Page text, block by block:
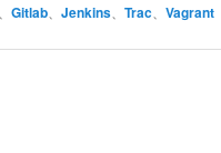
Gitlab Jenkins Trac Vagrant